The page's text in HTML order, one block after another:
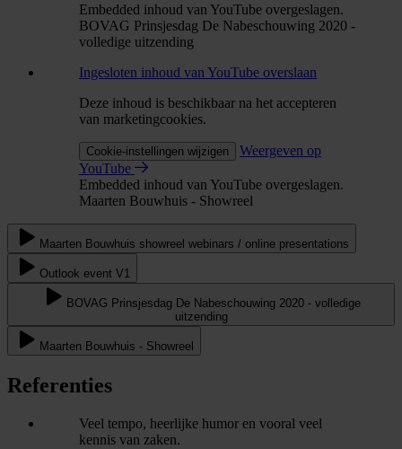
Embedded inhoud van YouTube overgeslagen.
BOVAG Prinsjesdag De Nabeschouwing 2020 -
volledige uitzending
Ingesloten inhoud van YouTube overslaan
Deze inhoud is beschikbaar na het accepteren
van marketingcookies.
Cookie-instellingen wijzigen
Weergeven op
YouTube
Embedded inhoud van YouTube overgeslagen.
Maarten Bouwhuis - Showreel
Maarten Bouwhuis showreel webinars / online presentations
Outlook event V1
BOVAG Prinsjesdag De Nabeschouwing 2020 - volledige
uitzending
Maarten Bouwhuis - Showreel
Referenties
Veel tempo, heerlijke humor en vooral veel
kennis van zaken.